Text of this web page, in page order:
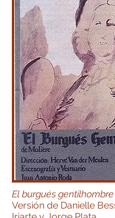
El burgués gentilhombre
Versión de Danielle